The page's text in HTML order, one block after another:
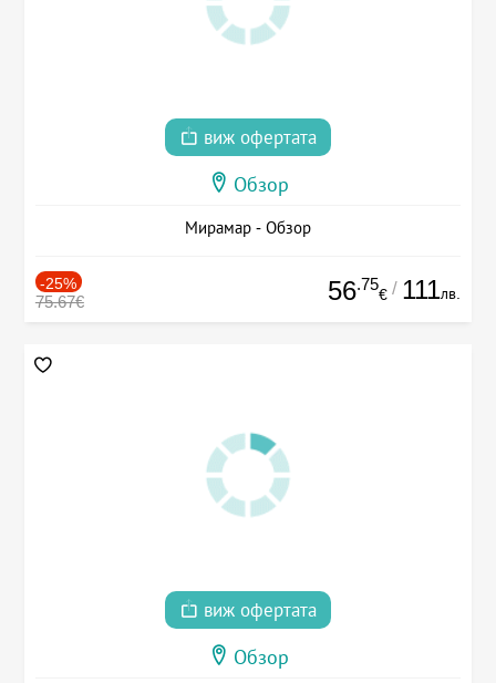
виж офертата
Обзор
Мирамар - Обзор
-25%
75.67€ 56.75
€ / 111лв.
виж офертата
Обзор